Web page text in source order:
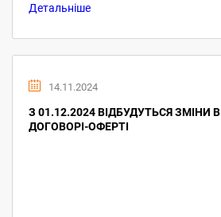
Детальніше
14.11.2024
З 01.12.2024 ВІДБУДУТЬСЯ ЗМІНИ В
ДОГОВОРІ-ОФЕРТІ